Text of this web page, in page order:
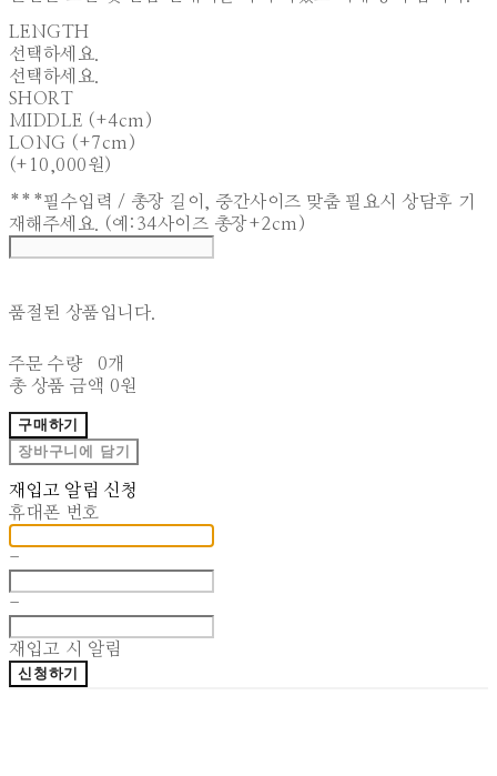
LENGTH
선택하세요.
선택하세요.
SHORT
MIDDLE (+4cm)
LONG (+7cm)
(+10,000원)
***필수입력 / 총장 길이, 중간사이즈 맞춤 필요시 상담후 기
재해주세요. (예:34사이즈 총장+2cm)
품절된 상품입니다.
주문 수량
0개
총 상품 금액 0원
구매하기
장바구니에 담기
재입고 알림 신청
휴대폰 번호
-
-
재입고 시 알림
신청하기